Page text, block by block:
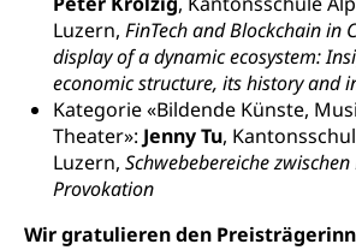
Luzern, FinTech and Blockchain in
display of a dynamic ecosystem:
economic structure, its history and
Kategorie «Bildende Künste,
Theater»: Jenny Tu,
Luzern, Schwebebereiche
Provokation
Wir gratulieren den
Langsamverkehr, Transportmittel,
Individualverkehr
zentras (Betrieb und Unterhalt
ZG)
Verkehr und
Kantonsstrassen
Persönliches
Zivilstand
Geburt, Heirat, Ehe, Partnerschaft,